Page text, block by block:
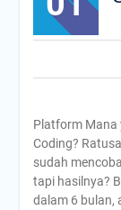
Platform Mana
Coding?
sudah
tapi hasilnya?
dalam 6 bulan,